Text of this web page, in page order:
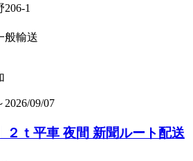
1
般輸送
09/07
２ｔ平車 夜間 新聞ルート配送